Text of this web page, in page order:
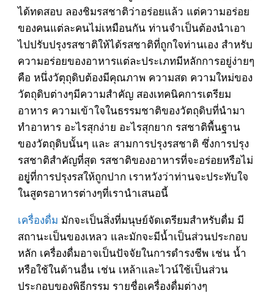
ได้ทดสอบ ลองชิมรสชาติว่าอร่อยแล้ว แต่ความอร่อย
ของคนแต่ละคนไม่เหมือนกัน ท่านจำเป็นต้องนำเอา
ไปปรับปรุงรสชาติให้ได้รสชาติที่ถูกใจท่านเอง สำหรับ
ความอร่อยของอาหารแต่ละประเภทมีหลักการอยู่ง่ายๆ
คือ หนึ่งวัตุถุดิบต้องมีคุณภาพ ความสด ความใหม่ของ
วัตถุดิบต่างๆมีความสำคัญ สองเทคนิคการเตรียม
อาหาร ความเข้าใจในธรรมชาติของวัตถุดิบที่นำมา
ทำอาหาร อะไรสุกง่าย อะไรสุกยาก รสชาติพื้นฐาน
ของวัตถุดิบนั้นๆ และ สามการปรุงรสชาติ ซึ่งการปรุง
รสชาติสำคัญที่สุด รสชาติของอาหารที่จะอร่อยหรือไม่
อยูู่ที่การปรุงรสให้ถูกปาก เราหวังว่าท่านจะประทับใจ
ในสูตรอาหารต่างๆที่เรานำเสนอนี้
เครื่องดื่ม มักจะเป็นสิ่งที่มนุษย์จัดเตรียมสำหรับดื่ม มี
สถานะเป็นของเหลว และมักจะมีน้ำเป็นส่วนประกอบ
หลัก เครื่องดื่มอาจเป็นปัจจัยในการดำรงชีพ เช่น น้ำ
หรือใช้ในด้านอื่น เช่น เหล้าและไวน์ใช้เป็นส่วน
ประกอบของพิธีกรรม รายชื่อเครื่องดื่มต่างๆ